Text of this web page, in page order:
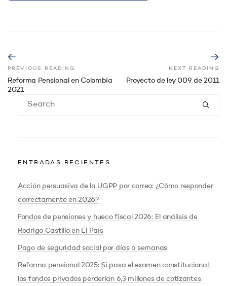
PREVIOUS READING
Reforma Pensional en Colombia
2021
NEXT READING
Proyecto de ley 009 de 2011
ENTRADAS RECIENTES
Acción persuasiva de la UGPP por correo: ¿Cómo responder
correctamente en 2026?
Fondos de pensiones y hueco fiscal 2026: El análisis de
Rodrigo Castillo en El País
Pago de seguridad social por días o semanas
Reforma pensional 2025: Si pasa el examen constitucional,
los fondos privados perderían 6,3 millones de cotizantes